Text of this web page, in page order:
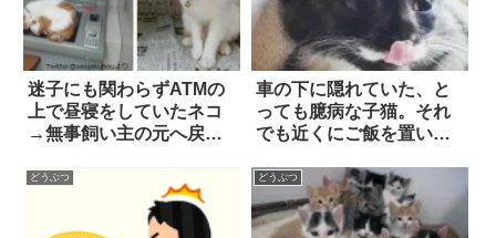
迷子にも関わらずATMの
上で昼寝をしていたネコ
→無事飼い主の元へ戻
車の下に隠れていた、と
っても臆病な子猫。それ
でも近くにご飯を置いて
どうぶつ どうぶつ